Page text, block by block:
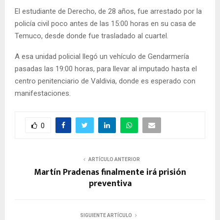
El estudiante de Derecho, de 28 años, fue arrestado por la
policía civil poco antes de las 15:00 horas en su casa de
Temuco, desde donde fue trasladado al cuartel.
A esa unidad policial llegó un vehículo de Gendarmería
pasadas las 19:00 horas, para llevar al imputado hasta el
centro penitenciario de Valdivia, donde es esperado con
manifestaciones.
0
ARTÍCULO ANTERIOR
Martín Pradenas finalmente irá prisión
preventiva
SIGUIENTE ARTÍCULO